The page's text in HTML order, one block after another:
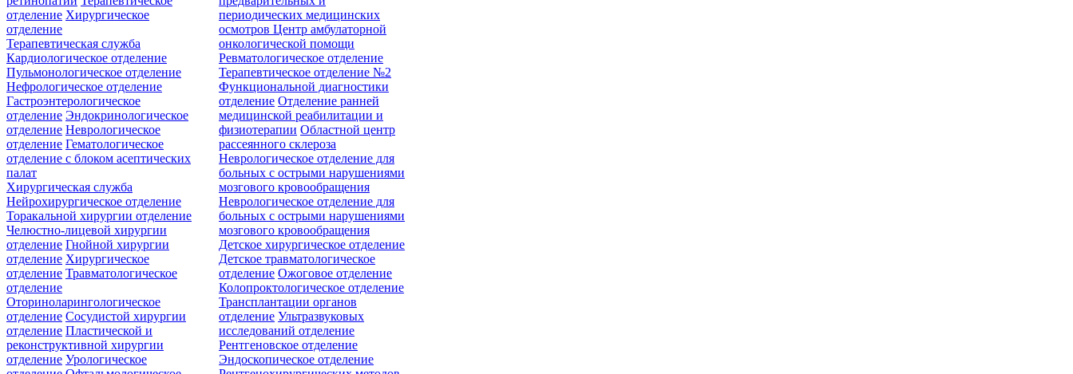
отделение Хирургическое
отделение
периодических медицинских
осмотровЦентр амбулаторной
онкологической помощи
Терапевтическая служба
Кардиологическое отделение
Пульмонологическое отделение
Нефрологическое отделение
Гастроэнтерологическое
отделение Эндокринологическое
отделение Неврологическое
отделение Гематологическое
отделение c блоком асептических
палат
Ревматологическое отделение
Терапевтическое отделение №2
Функциональной диагностики
отделение Отделение ранней
медицинской реабилитации и
физиотерапии Областной центр
рассеянного склероза
Неврологическое отделение для
больных с острыми нарушениями
мозгового кровообращения
Неврологическое отделение для
больных с острыми нарушениями
мозгового кровообращения
Хирургическая служба
Нейрохирургическое отделение
Торакальной хирургии отделение
Челюстно-лицевой хирургии
отделение Гнойной хирургии
отделение Хирургическое
отделение Травматологическое
отделение
Оториноларингологическое
отделение Сосудистой хирургии
отделение Пластической и
реконструктивной хирургии
отделение Урологическое
Детское хирургическое отделение
Детское травматологическое
отделение Ожоговое отделение
Колопроктологическое отделение
Трансплантации органов
отделение Ультразвуковых
исследований отделение
Рентгеновское отделение
Эндоскопическое отделение